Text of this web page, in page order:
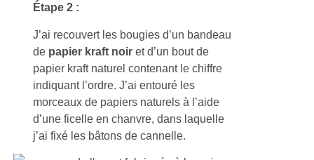
Étape 2 :
J’ai recouvert les bougies d’un bandeau
de papier kraft noiret d’un bout de
papier kraft naturel contenant le chiffre
indiquant l’ordre. J’ai entouré les
morceaux de papiers naturels à l’aide
d’une ficelle en chanvre, dans laquelle
j’ai fixé les bâtons de cannelle.